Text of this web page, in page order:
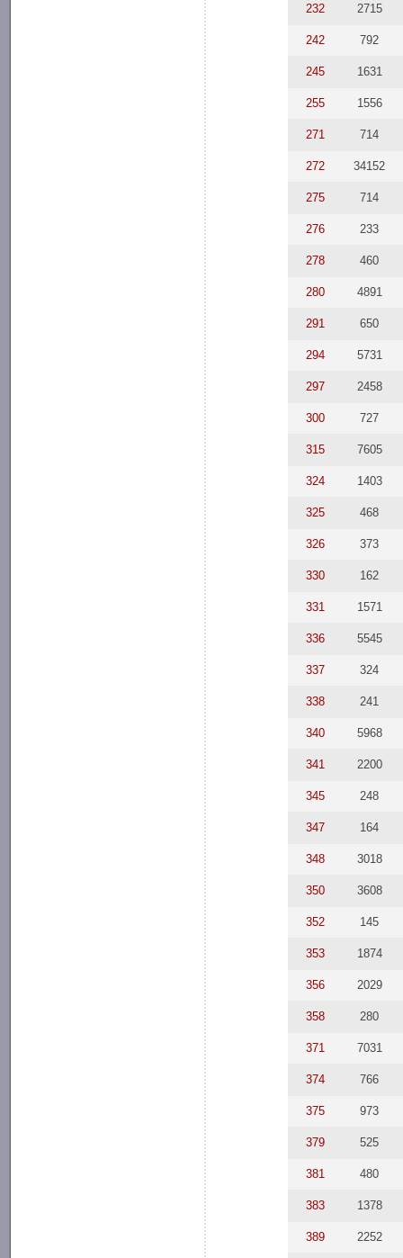
232 2715
242 792
245 1631
255 1556
271 714
272 34152
275 714
276 233
278 460
280 4891
291 650
294 5731
297 2458
300 727
315 7605
324 1403
325 468
326 373
330 162
331 1571
336 5545
337 324
338 241
340 5968
341 2200
345 248
347 164
348 3018
350 3608
352 145
353 1874
356 2029
358 280
371 7031
374 766
375 973
379 525
381 480
383 1378
389 2252